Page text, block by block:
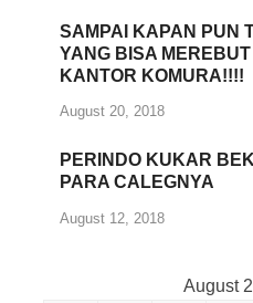
SAMPAI KAPAN PUN
YANG BISA
KANTOR KOMURA!!!!
August 20, 2018
PERINDO KUKAR
PARA CALEGNYA
August 12, 2018
August